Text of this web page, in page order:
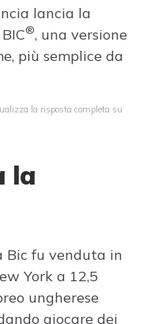
lancia la
®, una versione
più semplice da
la risposta completa su
la
Bic fu venduta in
York a 12,5
ungherese
giocare dei